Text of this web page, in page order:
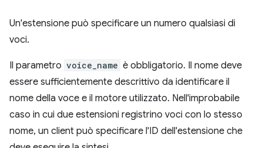
Un'estensione può specificare un numero qualsiasi di
voci.
Il parametro voice_name è obbligatorio. Il nome deve
essere sufficientemente descrittivo da identificare il
nome della voce e il motore utilizzato. Nell'improbabile
caso in cui due estensioni registrino voci con lo stesso
nome, un client può specificare l'ID dell'estensione che